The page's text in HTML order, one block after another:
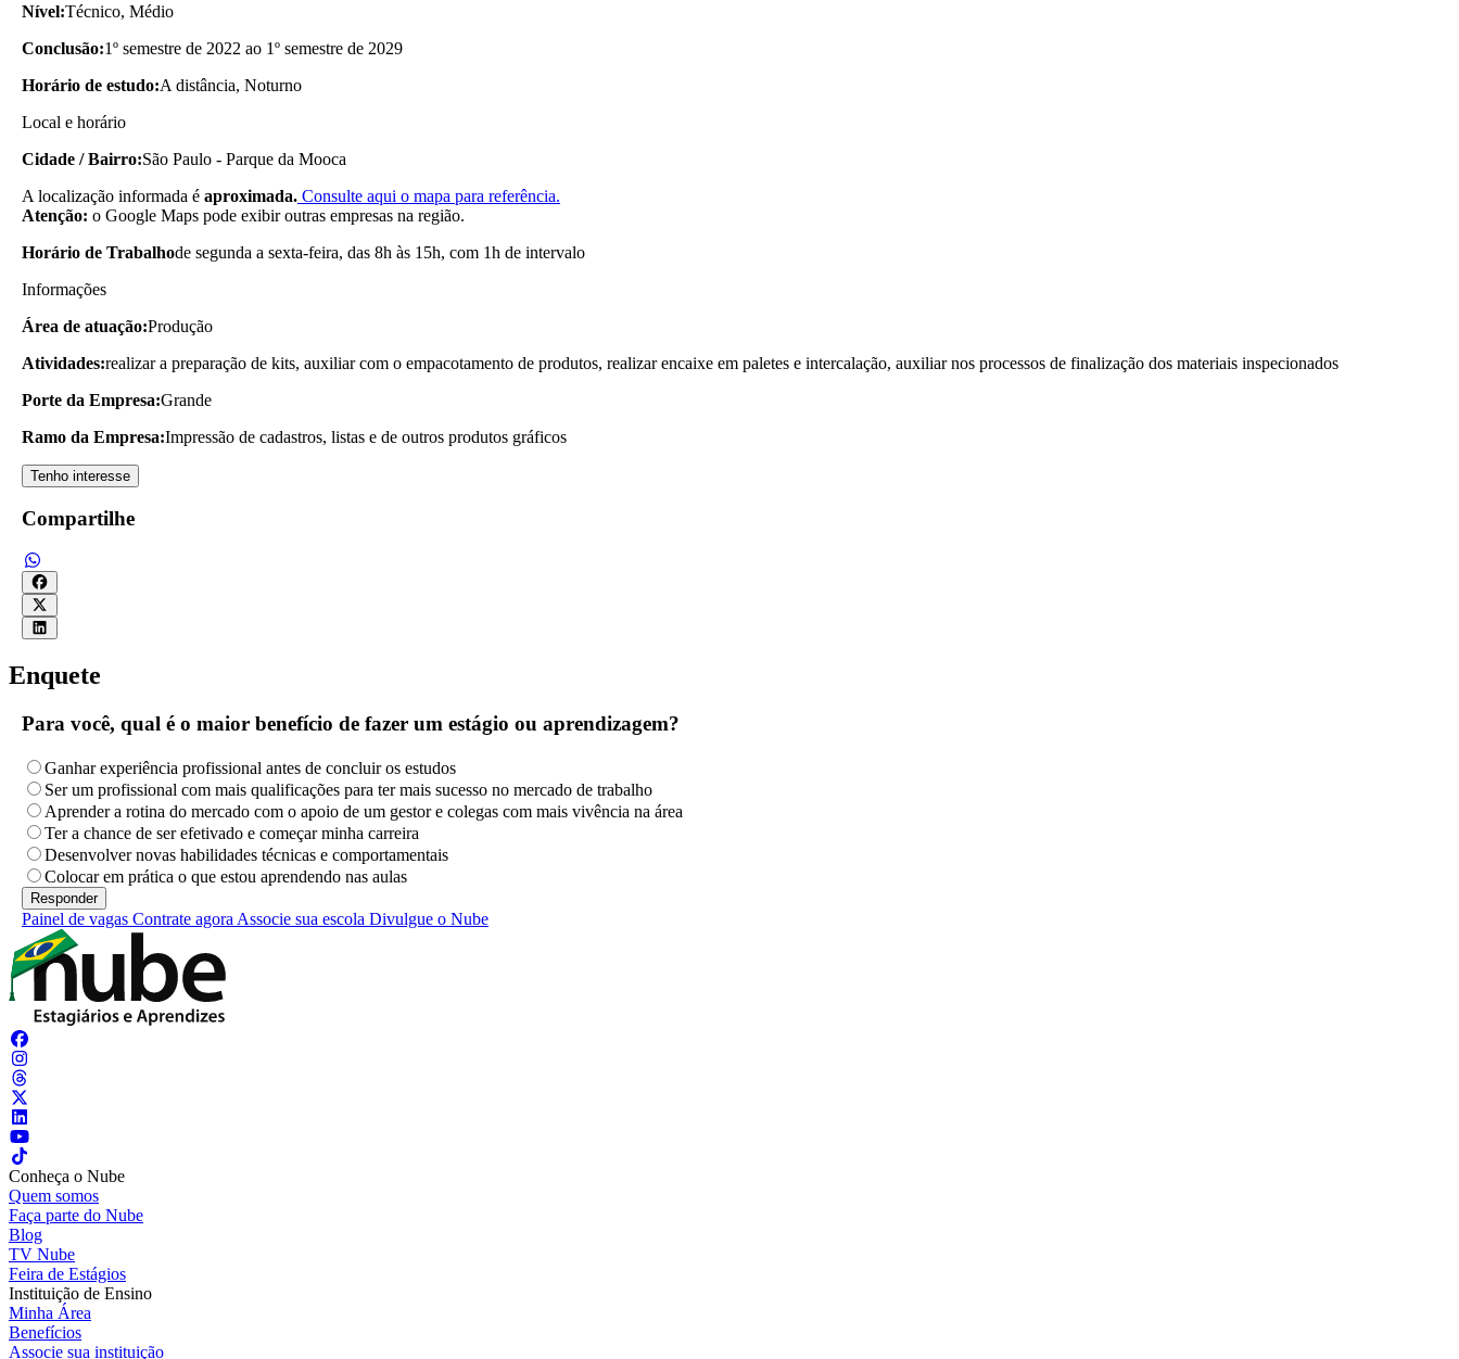
Nível:Técnico, Médio
Conclusão:1º semestre de 2022 ao 1º semestre de 2029
Horário de estudo:A distância, Noturno
Local e horário
Cidade / Bairro:São Paulo - Parque da Mooca
A localização informada é aproximada. Consulte aqui o mapa para referência.
Atenção: o Google Maps pode exibir outras empresas na região.
Horário de Trabalhode segunda a sexta-feira, das 8h às 15h, com 1h de intervalo
Informações
Área de atuação:Produção
Atividades:realizar a preparação de kits, auxiliar com o empacotamento de produtos, realizar encaixe em paletes e intercalação, auxiliar nos processos de finalização dos materiais inspecionados
Porte da Empresa:Grande
Ramo da Empresa:Impressão de cadastros, listas e de outros produtos gráficos
Tenho interesse
Compartilhe
Enquete
Para você, qual é o maior benefício de fazer um estágio ou aprendizagem?
Ganhar experiência profissional antes de concluir os estudos
Ser um profissional com mais qualificações para ter mais sucesso no mercado de trabalho
Aprender a rotina do mercado com o apoio de um gestor e colegas com mais vivência na área
Ter a chance de ser efetivado e começar minha carreira
Desenvolver novas habilidades técnicas e comportamentais
Colocar em prática o que estou aprendendo nas aulas
Painel de vagas Contrate agora Associe sua escola Divulgue o Nube
Conheça o Nube
Quem somos
Faça parte do Nube
Blog
TV Nube
Feira de Estágios
Instituição de Ensino
Minha Área
Benefícios
Associe sua instituição